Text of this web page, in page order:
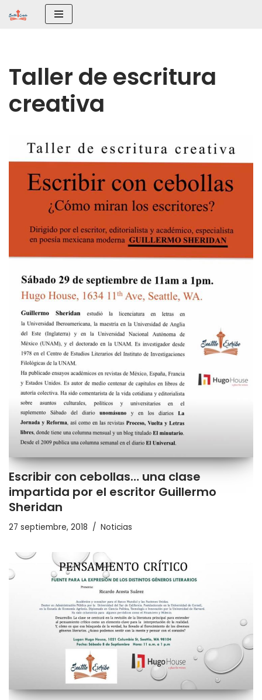
Taller de escritura
creativa
Escribir con cebollas… una clase
impartida por el escritor Guillermo
Sheridan
27 septiembre, 2018 Noticias